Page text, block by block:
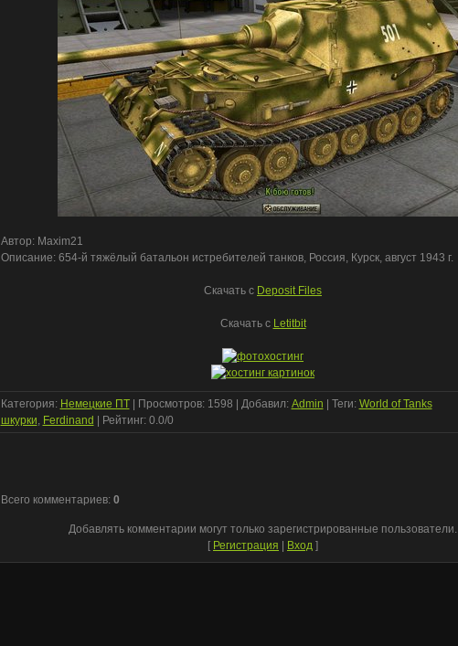
Автор: Maxim21
Описание: 654-й тяжёлый батальон истребителей танков, Россия, Курск, август 1943 г.
Скачать c Deposit Files
Скачать с Letitbit
Категория: Немецкие ПТ| Просмотров: 1598 | Добавил: Admin Теги: World of Tanks
шкурки, Ferdinand Рейтинг: 0.0/0
Всего комментариев: 0
Добавлять комментарии могут только зарегистрированные пользователи.
[ Регистрация Вход ]